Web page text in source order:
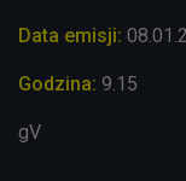
Data emisji:
Godzina: 9.15
gV